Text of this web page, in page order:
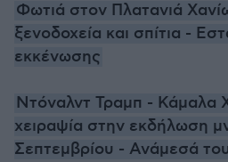
Φωτιά στον Πλατανιά
ξενοδοχεία και σπίτια -
εκκένωσης
Ντόναλντ Τραμπ - Κάμαλα
χειραψία στην εκδήλωση
Σεπτεμβρίου - Ανάμεσά